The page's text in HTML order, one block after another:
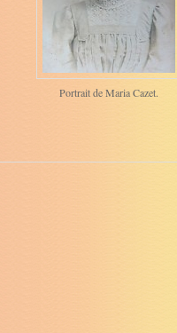
Portrait de Maria Cazet.